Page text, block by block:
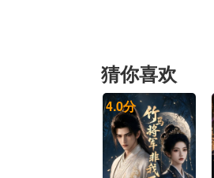
20260529上
20260605中
20260612中
猜你喜欢
4.0分